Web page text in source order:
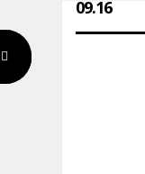
09.16